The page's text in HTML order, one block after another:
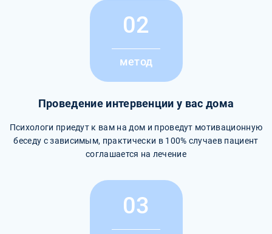
02
метод
Проведение интервенции у вас дома
Психологи приедут к вам на дом и проведут мотивационную
беседу с зависимым, практически в 100% случаев пациент
соглашается на лечение
03